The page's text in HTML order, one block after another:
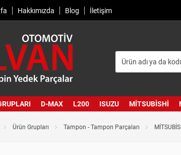
Hakkımızda Blog İletişim
D-MAX L200 ISUZU MITSUBISHI
Ürün Grupları Tampon - Tampon Parçaları